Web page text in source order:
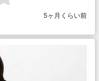
5ヶ月くらい前